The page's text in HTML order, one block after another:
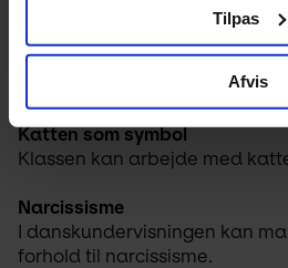
Tilpas
Afvis
dyr? Hvordan er
dyrevelfærd? Hvorfor har
der normalt betragtes som et
Katten som symbol
Klassen kan arbejde med
Narcissisme
I danskundervisningen kan
forhold til narcissisme.